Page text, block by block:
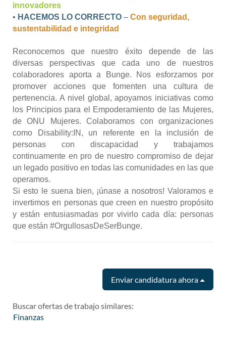
innovadores
• HACEMOS LO CORRECTO – Con seguridad,
sustentabilidad e integridad
Reconocemos que nuestro éxito depende de las
diversas perspectivas que cada uno de nuestros
colaboradores aporta a Bunge. Nos esforzamos por
promover acciones que fomenten una cultura de
pertenencia. A nivel global, apoyamos iniciativas como
los Principios para el Empoderamiento de las Mujeres,
de ONU Mujeres. Colaboramos con organizaciones
como Disability:IN, un referente en la inclusión de
personas con discapacidad y trabajamos
continuamente en pro de nuestro compromiso de dejar
un legado positivo en todas las comunidades en las que
operamos.
Si esto le suena bien, ¡únase a nosotros! Valoramos e
invertimos en personas que creen en nuestro propósito
y están entusiasmadas por vivirlo cada día: personas
que están #OrgullosasDeSerBunge.
Enviar candidatura ahora
Buscar ofertas de trabajo similares:
Finanzas